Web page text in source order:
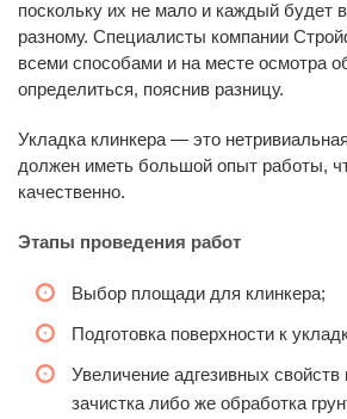
поскольку их не мало и каждый будет
разному. Специалисты компании
всеми способами и на месте осмотра
определиться, пояснив разницу.
Укладка клинкера — это
должен иметь большой опыт работы,
качественно.
Этапы проведения работ
Выбор площади для клинкера;
Подготовка поверхности к
Увеличение адгезивных
зачистка либо же обработка